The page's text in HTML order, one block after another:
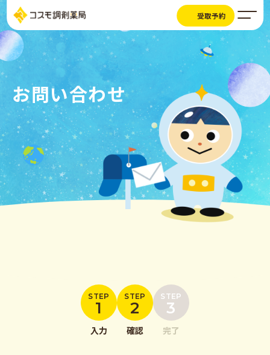
受取予約
お問い合わせ
STEP
1
入力
STEP
2
確認
STEP
3
完了